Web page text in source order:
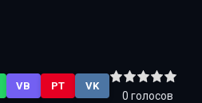
VB PT VK
0 голосов